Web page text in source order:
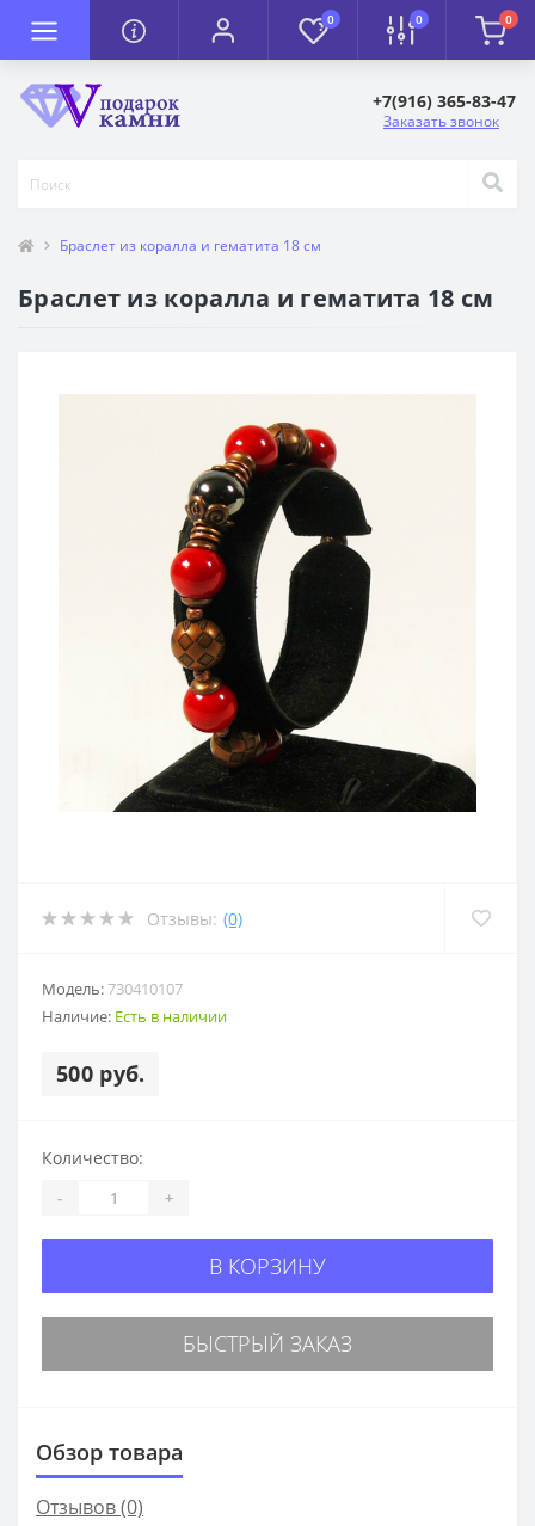
0 0 0
+7(916) 365-83-47
Заказать звонок
Браслет из коралла и гематита 18 см
Браслет из коралла и гематита 18 см
Отзывы: (0)
Модель:730410107
Наличие: Есть в наличии
500 руб.
Количество:
- +
В КОРЗИНУ
БЫСТРЫЙ ЗАКАЗ
Обзор товара
Отзывов (0)